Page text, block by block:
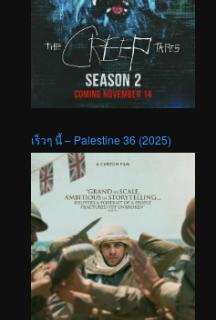
เร็วๆ นี้ – Palestine 36 (2025)